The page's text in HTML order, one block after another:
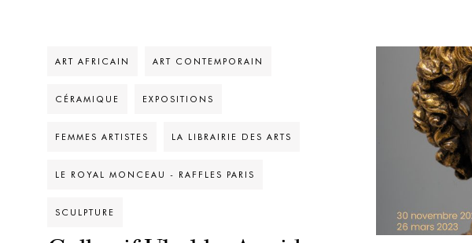
ART AFRICAIN ART CONTEMPORAIN
CÉRAMIQUE EXPOSITIONS
FEMMES ARTISTES LA LIBRAIRIE DES ARTS
LE ROYAL MONCEAU - RAFFLES PARIS
SCULPTURE